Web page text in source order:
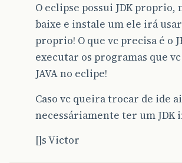
O eclipse possui JDK proprio,
baixe e instale um ele irá
proprio! O que vc precisa é o
executar os programas que
JAVA no eclipe!
Caso vc queira trocar de ide
necessáriamente ter um JDK
[]s Victor